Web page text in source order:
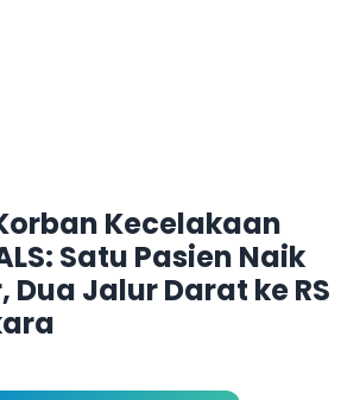
Kecelakaan
Satu Pasien Naik
Dua Jalur Darat ke RS